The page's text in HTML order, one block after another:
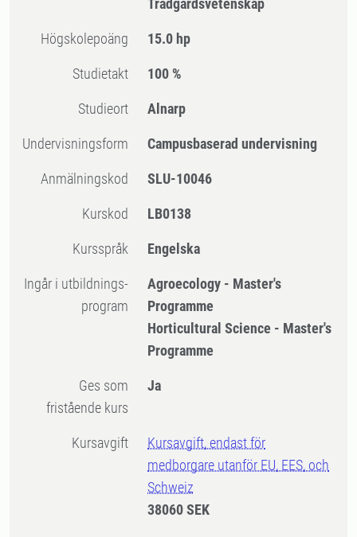
Trädgårdsvetenskap
högskolepoäng 15.0 hp
Studietakt 100 %
Studieort Alnarp
Undervisningsform Campusbaserad undervisning
Anmälningskod SLU-10046
Kurskod LB0138
Kursspråk Engelska
Ingår i utbildnings-
program
Agroecology - Master's
Programme
Horticultural Science - Master's
Programme
Ges som
fristående kurs
Ja
Kursavgift
Kursavgift, endast för
medborgare utanför EU, EES, och
Schweiz
38060 SEK